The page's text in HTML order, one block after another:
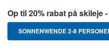
Op til 20% rabat på skileje -
SONNENWENDE 2-8